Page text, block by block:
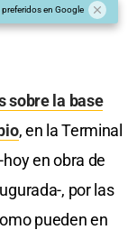
en Google
sobre la base
, en la Terminal
en obra de
, por las
pueden en